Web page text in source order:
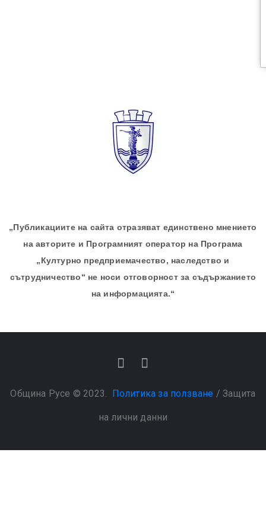
„Публикациите на сайта отразяват единствено мнението
на авторите и Програмният оператор на Програма
„Културно предприемачество, наследство и
сътрудничество“ не носи отговорност за съдържанието
на информацията.“
Община Русе © 2023. Политика за ползване / Защита
на лични данни